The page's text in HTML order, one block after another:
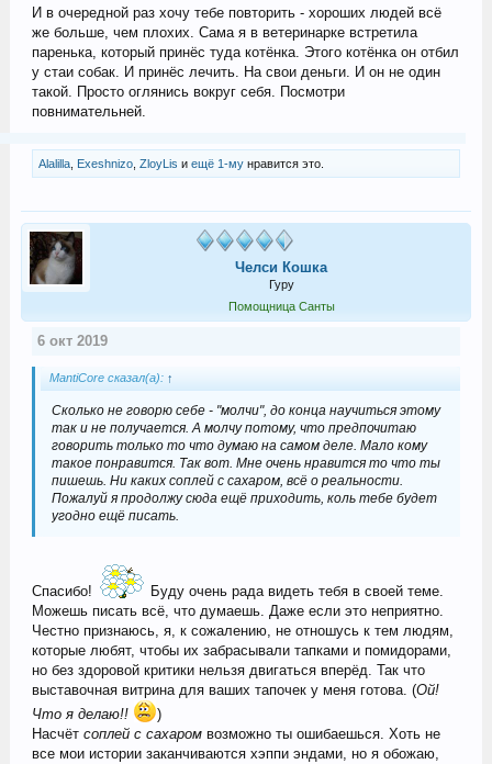
И в очередной раз хочу тебе повторить - хороших людей всё
же больше, чем плохих. Сама я в ветеринарке встретила
паренька, который принёс туда котёнка. Этого котёнка он отбил
у стаи собак. И принёс лечить. На свои деньги. И он не один
такой. Просто оглянись вокруг себя. Посмотри
повнимательней.
Alalilla, Exeshnizo, ZloyLis и ещё 1-мунравится это.
Челси Кошка
Гуру
Помощница Санты
6 окт 2019
MantiCore сказал(а): ↑
Сколько не говорю себе - "молчи", до конца научиться этому
так и не получается. А молчу потому, что предпочитаю
говорить только то что думаю на самом деле. Мало кому
такое понравится. Так вот. Мне очень нравится то что ты
пишешь. Ни каких соплей с сахаром, всё о реальности.
Пожалуй я продолжу сюда ещё приходить, коль тебе будет
угодно ещё писать.
Спасибо!
Буду очень рада видеть тебя в своей теме.
Можешь писать всё, что думаешь. Даже если это неприятно.
Честно признаюсь, я, к сожалению, не отношусь к тем людям,
которые любят, чтобы их забрасывали тапками и помидорами,
но без здоровой критики нельзя двигаться вперёд. Так что
выставочная витрина для ваших тапочек у меня готова. (Ой!
Что я делаю!!
)
Насчёт соплей с сахаром возможно ты ошибаешься. Хоть не
все мои истории заканчиваются хэппи эндами, но я обожаю,